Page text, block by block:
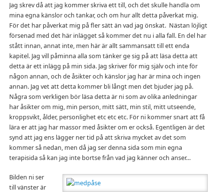
Jag skrev då att jag kommer skriva ett till, och det skulle handla om
mina egna känslor och tankar, och om hur allt detta påverkat mig.
För det har påverkat mig på fler sätt än vad jag önskat. Nästan löjligt
försenad med det här inlägget så kommer det nu i alla fall. En del har
stått innan, annat inte, men här är allt sammansatt till ett enda
kapitel. Jag vill påminna alla som tänker ge sig på att läsa detta att
detta är ett inlägg på min sida. Jag skriver för mig själv och inte för
någon annan, och de åsikter och känslor jag har är mina och ingen
annan. Jag vet att detta kommer bli långt men det bjuder jag på.
Några som verkligen bör läsa detta är ni som av olika anledningar
har åsikter om mig, min person, mitt sätt, min stil, mitt utseende,
kroppsvikt, ålder, personlighet etc etc etc. För ni kommer snart att få
lära er att jag har massor med åsikter om er också. Egentligen är det
synd att jag ens lägger ner tid på att skriva mycket av det som
kommer så nedan, men då jag ser denna sida som min egna
terapisida så kan jag inte bortse från vad jag känner och anser…
Bilden ni ser
till vänster är